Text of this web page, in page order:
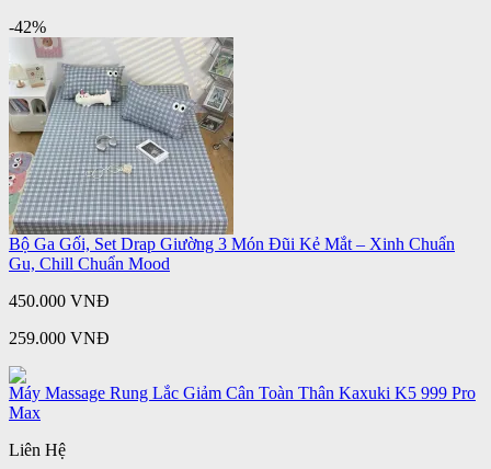
-42%
Bộ Ga Gối, Set Drap Giường 3 Món Đũi Kẻ Mắt – Xinh Chuẩn
Gu, Chill Chuẩn Mood
450.000 VNĐ
259.000 VNĐ
Máy Massage Rung Lắc Giảm Cân Toàn Thân Kaxuki K5 999 Pro
Max
Liên Hệ